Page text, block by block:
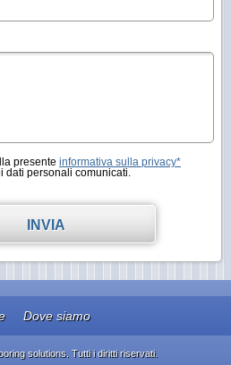
presente informativa sulla privacy*
dati personali comunicati.
INVIA
Dove siamo
solutions. Tutti i diritti riservati.